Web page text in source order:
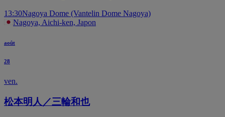
13:30Nagoya Dome (Vantelin Dome Nagoya)
Nagoya, Aichi-ken, Japon
août
28
ven.
松本明人／三輪和也